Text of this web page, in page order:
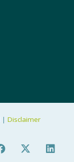
| Disclaimer